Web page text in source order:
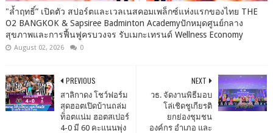
"ล้ำฤทธิ์” เปิดตัว สปอร์ตและเวลเนสคอมเพล็กซ์แห่งแรกของไทย THE
O2 BANGKOK & Sapsiree Badminton Academyปักหมุดศูนย์กลาง
สุขภาพและการฟื้นฟูครบวงจร รับเมกะเทรนด์ Wellness Economy
August 02, 2026 0
NEXT
วธ. จัดงานพิธีมอบ
โล่เชิดชูเกียรติ
ยกย่องชุมชน
องค์กร อำเภอ และ
PREVIOUS
สาลิกาดง โชว์ฟอร์ม
สุดฮอตเปิดบ้านถล่ม
ท็อตแน่ม ฮอตสเปอร์
4-0 มี 60 คะแนนพุ่ง